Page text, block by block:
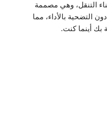
التنقل، وهي مصممة
التضحية بالأداء، مما
بك أينما كنت.